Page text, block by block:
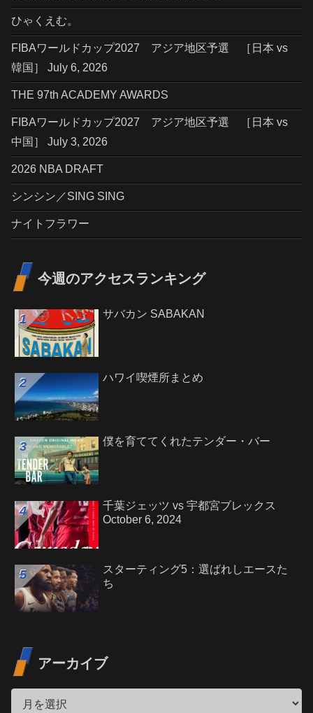
ひゃくえむ。
FIBAワールドカップ2027 アジア地区予選 ［日本 vs
韓国］ July 6, 2026
THE 97th ACADEMY AWARDS
FIBAワールドカップ2027 アジア地区予選 ［日本 vs
中国］ July 3, 2026
2026 NBA DRAFT
シンシン／SING SING
ナイトフラワー
今週のアクセスランキング
サバカン SABAKAN
ハワイ喫煙所まとめ
僕を育ててくれたテンダー・バー
千葉ジェッツ vs 宇都宮ブレックス
October 6, 2024
スターティング5：選ばれしエースた
ち
アーカイブ